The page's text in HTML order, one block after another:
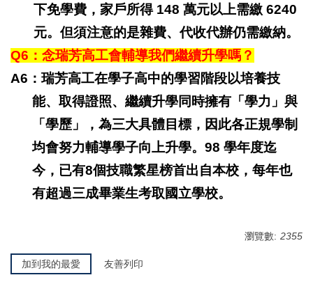
下免學費，家戶所得 148 萬元以上需繳 6240
元。但須注意的是雜費、代收代辦仍需繳納。
Q6 ：念瑞芳高工會輔導我們繼續升學嗎？
A6：瑞芳高工在學子高中的學習階段以培養技
能、取得證照、繼續升學同時擁有「學力」與
「學歷」，為三大具體目標，因此各正規學制
均會努力輔導學子向上升學。98 學年度迄
今，已有8個技職繁星榜首出自本校，每年也
有超過三成畢業生考取國立學校。
瀏覽數: 2355
加到我的最愛 友善列印